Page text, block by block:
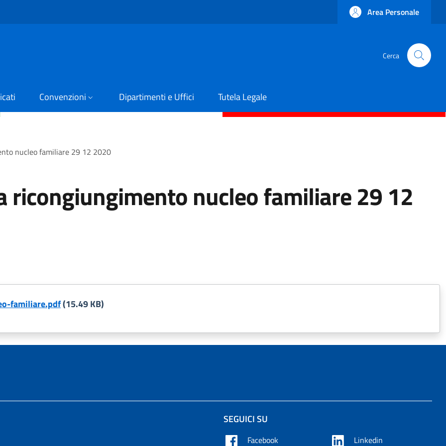
Area Personale
Cerca
Convenzioni Dipartimenti e Uffici Tutela Legale
nucleo familiare 29 12 2020
ricongiungimento nucleo familiare 29 12
familiare.pdf(15.49 KB)
SEGUICI SU
Facebook Linkedin